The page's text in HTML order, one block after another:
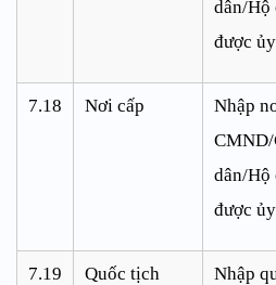
dân/Hộ
được
7.18 Nơi cấp
Nhập
CMND/
dân/Hộ
được
7.19 Quốc tịch
Nhập